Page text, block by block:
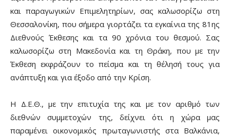
και παραγωγικών Επιμελητηρίων, σας καλωσορίζω στη
Θεσσαλονίκη, που σήμερα γιορτάζει τα εγκαίνια της 81ης
Διεθνούς Έκθεσης και τα 90 χρόνια του θεσμού. Σας
καλωσορίζω στη Μακεδονία και τη Θράκη, που με την
Έκθεση εκφράζουν το πείσμα και τη θέλησή τους για
ανάπτυξη και για έξοδο από την Κρίση.
Η Δ.Ε.Θ., με την επιτυχία της και με τον αριθμό των
διεθνών συμμετοχών της, δείχνει ότι η χώρα μας
παραμένει οικονομικός πρωταγωνιστής στα Βαλκάνια,